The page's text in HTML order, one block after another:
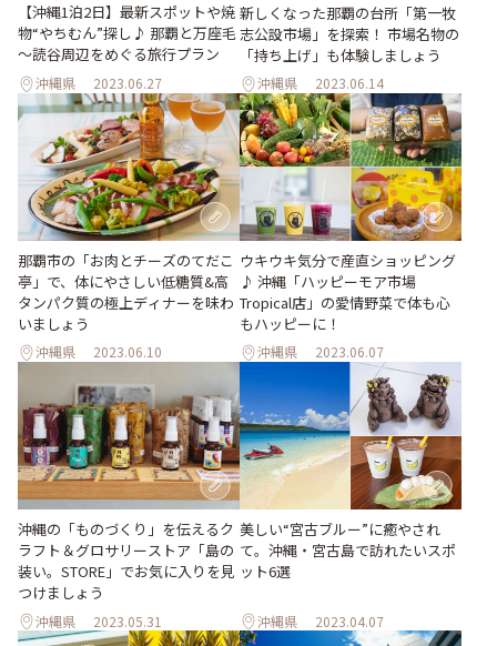
【沖縄1泊2日】最新スポットや焼
物“やちむん”探し♪ 那覇と万座毛
～読谷周辺をめぐる旅行プラン
沖縄県 2023.06.27
新しくなった那覇の台所「第一牧
志公設市場」を探索！ 市場名物の
「持ち上げ」も体験しましょう
沖縄県 2023.06.14
那覇市の「お肉とチーズのてだこ
亭」で、体にやさしい低糖質&高
タンパク質の極上ディナーを味わ
いましょう
沖縄県 2023.06.10
ウキウキ気分で産直ショッピング
♪ 沖縄「ハッピーモア市場
Tropical店」の愛情野菜で体も心
もハッピーに！
沖縄県 2023.06.07
沖縄の「ものづくり」を伝えるク
ラフト＆グロサリーストア「島の
装い。STORE」でお気に入りを見
つけましょう
沖縄県 2023.05.31
美しい“宮古ブルー”に癒やされ
て。沖縄・宮古島で訪れたいスポ
ット6選
沖縄県 2023.04.07